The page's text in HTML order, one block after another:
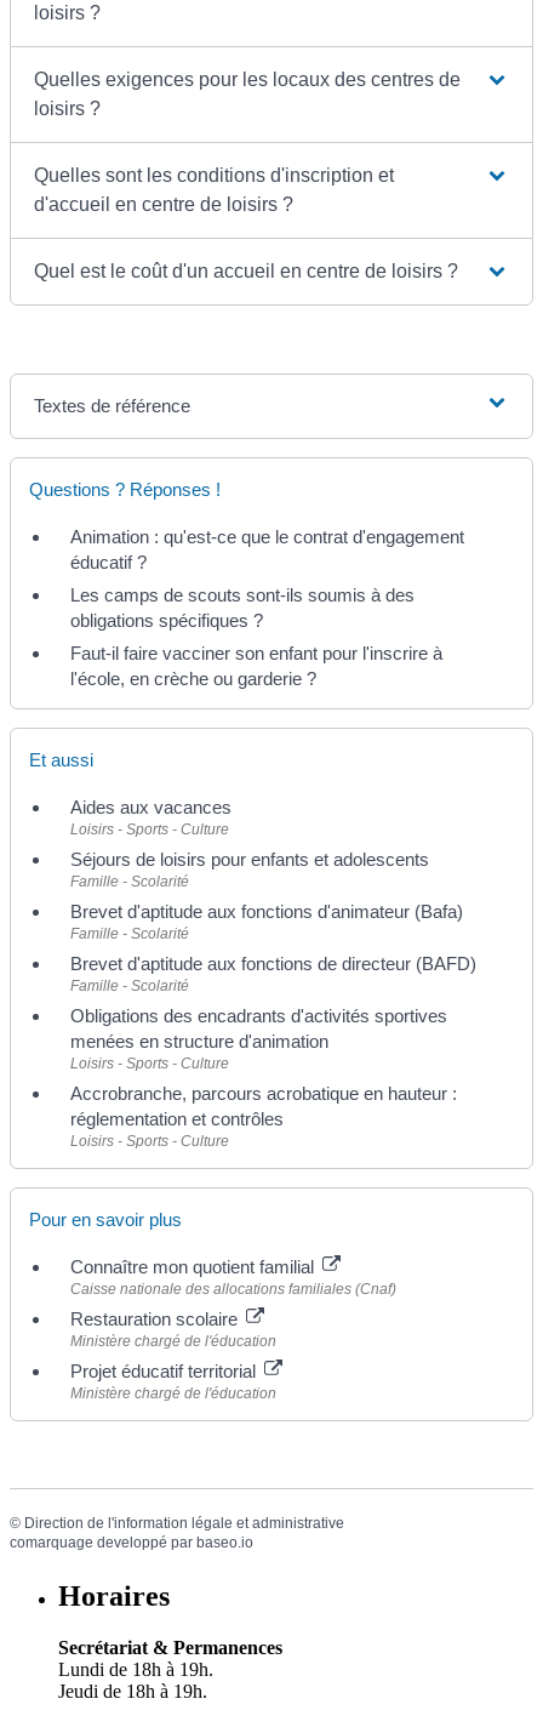
loisirs ?
Quelles exigences pour les locaux des centres de
loisirs ?
Quelles sont les conditions d'inscription et
d'accueil en centre de loisirs ?
Quel est le coût d'un accueil en centre de loisirs ?
Textes de référence
Questions ? Réponses !
Animation : qu'est-ce que le contrat d'engagement
éducatif ?
Les camps de scouts sont-ils soumis à des
obligations spécifiques ?
Faut-il faire vacciner son enfant pour l'inscrire à
l'école, en crèche ou garderie ?
Et aussi
Aides aux vacances
Loisirs - Sports - Culture
Séjours de loisirs pour enfants et adolescents
Famille - Scolarité
Brevet d'aptitude aux fonctions d'animateur (Bafa)
Famille - Scolarité
Brevet d'aptitude aux fonctions de directeur (BAFD)
Famille - Scolarité
Obligations des encadrants d'activités sportives
menées en structure d'animation
Loisirs - Sports - Culture
Accrobranche, parcours acrobatique en hauteur :
réglementation et contrôles
Loisirs - Sports - Culture
Pour en savoir plus
Connaître mon quotient familial
Caisse nationale des allocations familiales (Cnaf)
Restauration scolaire
Ministère chargé de l'éducation
Projet éducatif territorial
Ministère chargé de l'éducation
© Direction de l'information légale et administrative
comarquage developpé par baseo.io
Horaires
Secrétariat & Permanences
Lundi de 18h à 19h.
Jeudi de 18h à 19h.